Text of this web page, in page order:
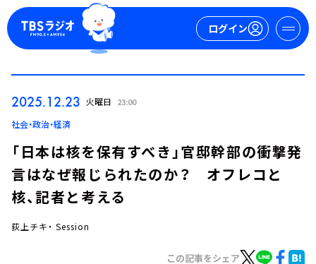
ログイン
2025.12.23 火曜日 23:00
社会・政治・経済
「日本は核を保有すべき」官邸幹部の衝撃発
言はなぜ報じられたのか？ オフレコと
核、記者と考える
荻上チキ・ Session
この記事をシェア